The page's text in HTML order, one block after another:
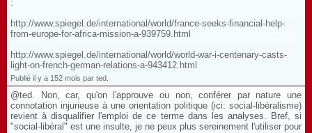
:
http://www.spiegel.de/international/world/france-seeks-financial-help-
from-europe-for-africa-mission-a-939759.html
http://www.spiegel.de/international/world/world-war-i-centenary-casts-
light-on-french-german-relations-a-943412.html
Publié il y a 152 mois par ted.
@ted. Non, car, qu'on l'approuve ou non, conférer par nature une
connotation injurieuse à une orientation politique (ici: social-libéralisme)
revient à disqualifier l'emploi de ce terme dans les analyses. Bref, si
"social-libéral" est une insulte, je ne peux plus sereinement l'utiliser pour